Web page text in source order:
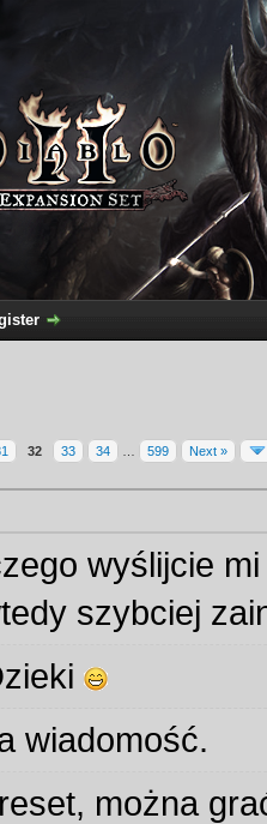
32 33 34 599 Next »
wyślijcie
szybciej
wiadomość.
można